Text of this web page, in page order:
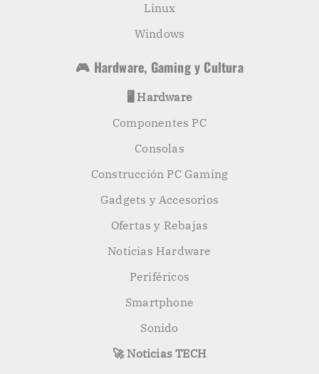
Linux
Windows
🎮 Hardware, Gaming y Cultura
🖥️ Hardware
Componentes PC
Consolas
Construcción PC Gaming
Gadgets y Accesorios
Ofertas y Rebajas
Noticias Hardware
Periféricos
Smartphone
Sonido
🚀 Noticias TECH